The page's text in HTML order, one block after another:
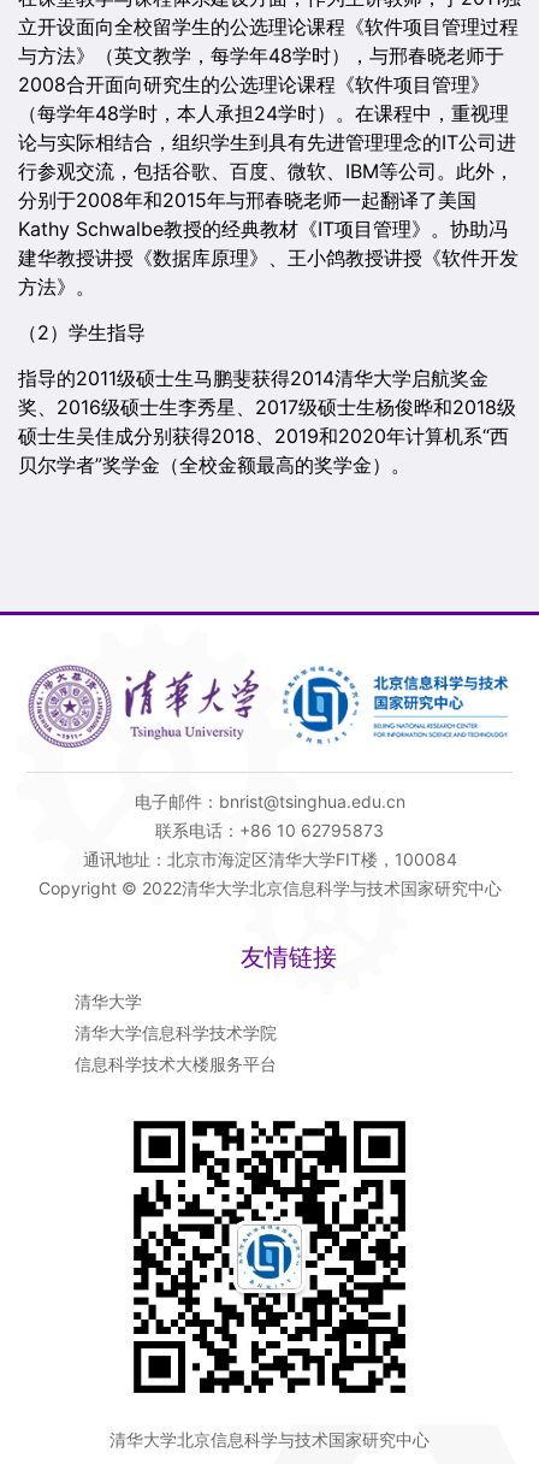
立开设面向全校留学生的公选理论课程《软件项目管理过程
与方法》（英文教学，每学年48学时），与邢春晓老师于
2008合开面向研究生的公选理论课程《软件项目管理》
（每学年48学时，本人承担24学时）。在课程中，重视理
论与实际相结合，组织学生到具有先进管理理念的IT公司进
行参观交流，包括谷歌、百度、微软、IBM等公司。此外，
分别于2008年和2015年与邢春晓老师一起翻译了美国
Kathy Schwalbe教授的经典教材《IT项目管理》。协助冯
建华教授讲授《数据库原理》、王小鸽教授讲授《软件开发
方法》。
（2）学生指导
指导的2011级硕士生马鹏斐获得2014清华大学启航奖金
奖、2016级硕士生李秀星、2017级硕士生杨俊晔和2018级
硕士生吴佳成分别获得2018、2019和2020年计算机系“西
贝尔学者”奖学金（全校金额最高的奖学金）。
电子邮件：bnrist@tsinghua.edu.cn
联系电话：+86 10 62795873
通讯地址：北京市海淀区清华大学FIT楼，100084
Copyright © 2022清华大学北京信息科学与技术国家研究中心
友情链接
清华大学
清华大学信息科学技术学院
信息科学技术大楼服务平台
清华大学北京信息科学与技术国家研究中心